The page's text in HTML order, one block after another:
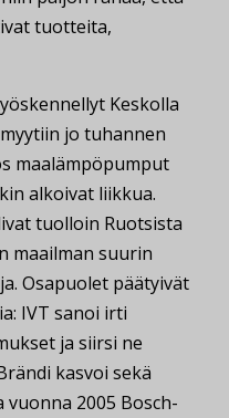
tuotteita,
Keskolla
jo tuhannen
maalämpöpumput
alkoivat liikkua.
tuolloin Ruotsista
maailman suurin
Osapuolet päätyivät
IVT sanoi irti
ja siirsi ne
kasvoi sekä
vuonna 2005 Bosch-